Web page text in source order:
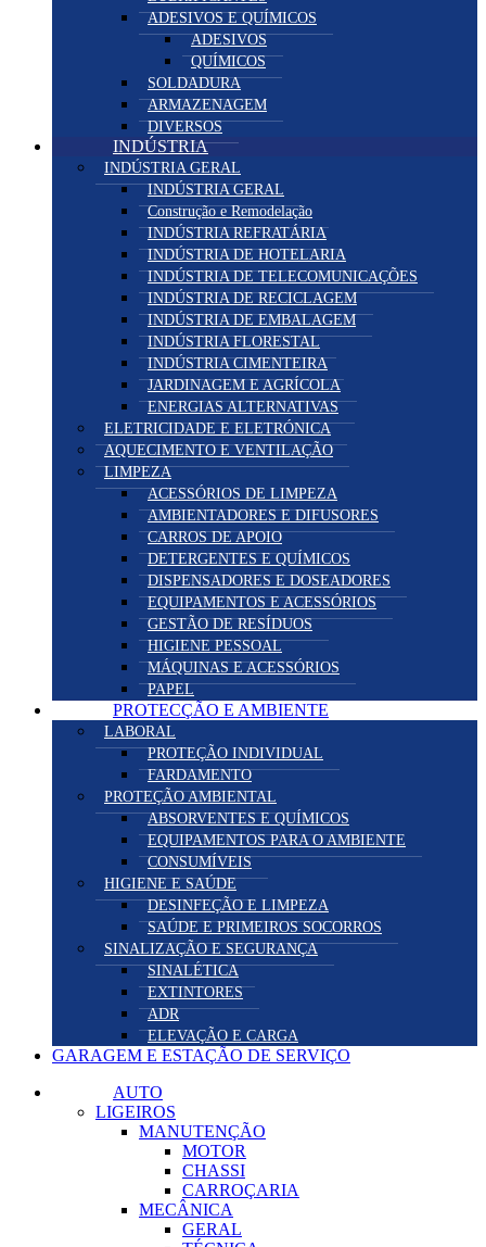
ADESIVOS E QUÍMICOS
ADESIVOS
QUÍMICOS
SOLDADURA
ARMAZENAGEM
DIVERSOS
INDÚSTRIA
INDÚSTRIA GERAL
INDÚSTRIA GERAL
Construção e Remodelação
INDÚSTRIA REFRATÁRIA
INDÚSTRIA DE HOTELARIA
INDÚSTRIA DE TELECOMUNICAÇÕES
INDÚSTRIA DE RECICLAGEM
INDÚSTRIA DE EMBALAGEM
INDÚSTRIA FLORESTAL
INDÚSTRIA CIMENTEIRA
JARDINAGEM E AGRÍCOLA
ENERGIAS ALTERNATIVAS
ELETRICIDADE E ELETRÓNICA
AQUECIMENTO E VENTILAÇÃO
LIMPEZA
ACESSÓRIOS DE LIMPEZA
AMBIENTADORES E DIFUSORES
CARROS DE APOIO
DETERGENTES E QUÍMICOS
DISPENSADORES E DOSEADORES
EQUIPAMENTOS E ACESSÓRIOS
GESTÃO DE RESÍDUOS
HIGIENE PESSOAL
MÁQUINAS E ACESSÓRIOS
PAPEL
PROTECÇÃO E AMBIENTE
LABORAL
PROTEÇÃO INDIVIDUAL
FARDAMENTO
PROTEÇÃO AMBIENTAL
ABSORVENTES E QUÍMICOS
EQUIPAMENTOS PARA O AMBIENTE
CONSUMÍVEIS
HIGIENE E SAÚDE
DESINFEÇÃO E LIMPEZA
SAÚDE E PRIMEIROS SOCORROS
SINALIZAÇÃO E SEGURANÇA
SINALÉTICA
EXTINTORES
ADR
ELEVAÇÃO E CARGA
GARAGEM E ESTAÇÃO DE SERVIÇO
AUTO
LIGEIROS
MANUTENÇÃO
MOTOR
CHASSI
CARROÇARIA
MECÂNICA
GERAL